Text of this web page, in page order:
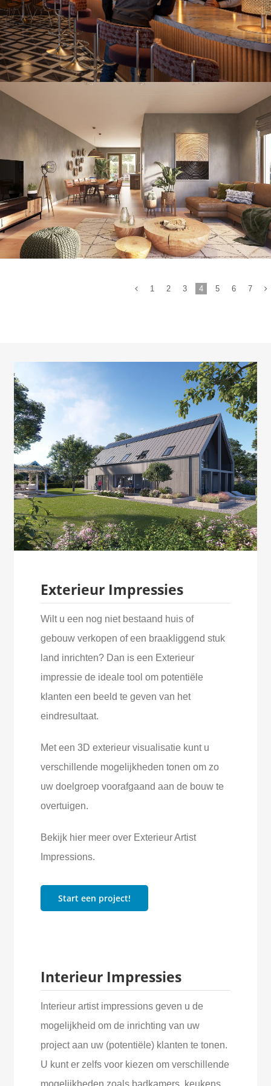
Animatie in Ai
Interieur met natuurlijke inrichting
1 2 3 4 5 6 7
Exterieur Impressies
Wilt u een nog niet bestaand huis of
gebouw verkopen of een braakliggend stuk
land inrichten? Dan is een Exterieur
impressie de ideale tool om potentiële
klanten een beeld te geven van het
eindresultaat.
Met een 3D exterieur visualisatie kunt u
verschillende mogelijkheden tonen om zo
uw doelgroep voorafgaand aan de bouw te
overtuigen.
Bekijk hier meer over Exterieur Artist
Impressions.
Start een project!
Interieur Impressies
Interieur artist impressions geven u de
mogelijkheid om de inrichting van uw
project aan uw (potentiële) klanten te tonen.
U kunt er zelfs voor kiezen om verschillende